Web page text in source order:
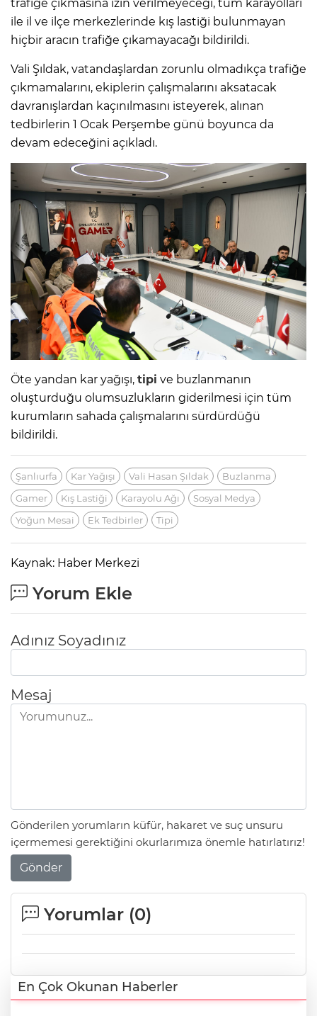
trafiğe çıkmasına izin verilmeyeceği, tüm karayolları
ile il ve ilçe merkezlerinde kış lastiği bulunmayan
hiçbir aracın trafiğe çıkamayacağı bildirildi.
Vali Şıldak, vatandaşlardan zorunlu olmadıkça trafiğe
çıkmamalarını, ekiplerin çalışmalarını aksatacak
davranışlardan kaçınılmasını isteyerek, alınan
tedbirlerin 1 Ocak Perşembe günü boyunca da
devam edeceğini açıkladı.
Öte yandan kar yağışı, tipi ve buzlanmanın
oluşturduğu olumsuzlukların giderilmesi için tüm
kurumların sahada çalışmalarını sürdürdüğü
bildirildi.
Şanlıurfa Kar Yağışı Vali Hasan Şıldak
Buzlanma
Gamer
Kış Lastiği Karayolu Ağı
Sosyal Medya
Yoğun Mesai
Ek Tedbirler Tipi
Kaynak: Haber Merkezi
Yorum Ekle
Adınız Soyadınız
Mesaj
Gönderilen yorumların küfür, hakaret ve suç unsuru
içermemesi gerektiğini okurlarımıza önemle hatırlatırız!
Gönder
Yorumlar (0)
En Çok Okunan Haberler